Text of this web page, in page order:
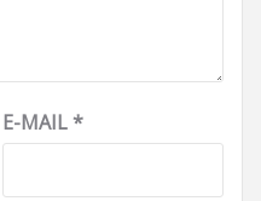
E-MAIL*